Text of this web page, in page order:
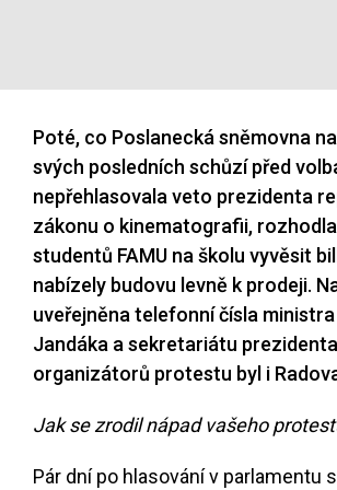
Poté, co Poslanecká sněmovna
svých posledních schůzí před
nepřehlasovala veto prezidenta
zákonu o kinematografii,
studentů FAMU na školu vyvěsit
nabízely budovu levně k prodeji.
uveřejněna telefonní čísla
Jandáka a sekretariátu
organizátorů protestu byl i
Jak se zrodil nápad vašeho
Pár dní po hlasování v parlamentu